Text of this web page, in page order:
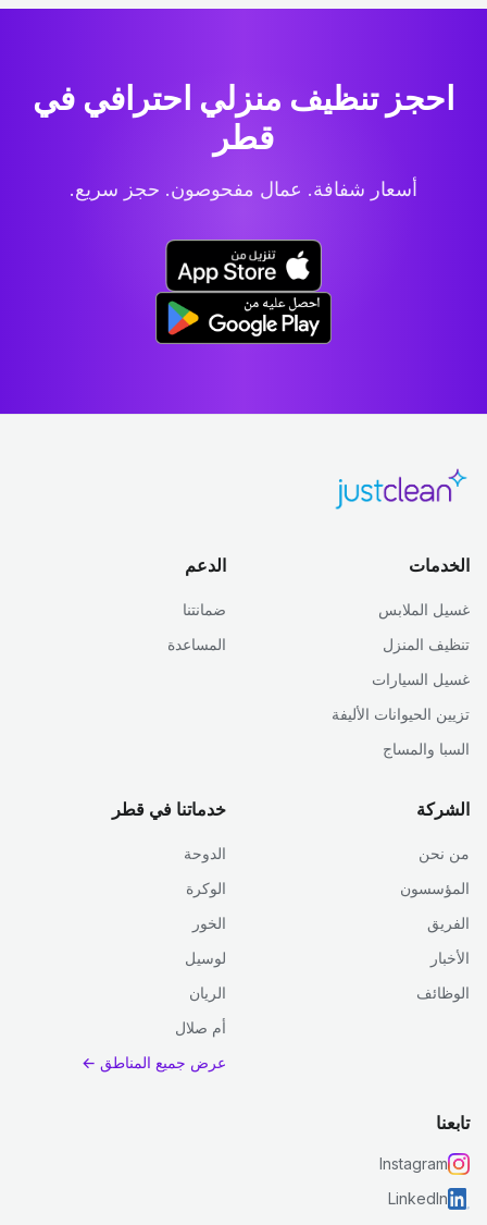
احجز تنظيف منزلي احترافي في
قطر
أسعار شفافة. عمال مفحوصون. حجز سريع.
الخدمات
غسيل الملابس
تنظيف المنزل
غسيل السيارات
تزيين الحيوانات الأليفة
السبا والمساج
الدعم
ضمانتنا
المساعدة
الشركة
من نحن
المؤسسون
الفريق
الأخبار
الوظائف
خدماتنا في قطر
الدوحة
الوكرة
الخور
لوسيل
الريان
أم صلال
عرض جميع المناطق ←
تابعنا
Instagram
LinkedIn